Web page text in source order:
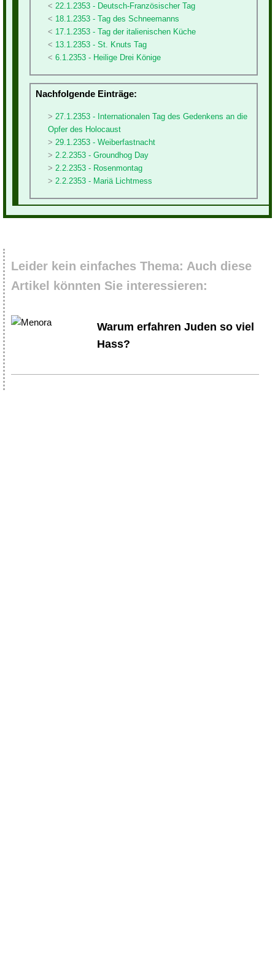
22.1.2353 - Deutsch-Französischer Tag
18.1.2353 - Tag des Schneemanns
17.1.2353 - Tag der italienischen Küche
13.1.2353 - St. Knuts Tag
6.1.2353 - Heilige Drei Könige
Nachfolgende Einträge:
27.1.2353 - Internationalen Tag des Gedenkens an die
Opfer des Holocaust
29.1.2353 - Weiberfastnacht
2.2.2353 - Groundhog Day
2.2.2353 - Rosenmontag
2.2.2353 - Mariä Lichtmess
Leider kein einfaches Thema: Auch diese
Artikel könnten Sie interessieren:
Warum erfahren Juden so viel
Hass?